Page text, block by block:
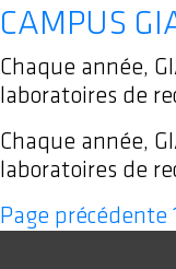
CAMPUS
Chaque année,
laboratoires de
Chaque année,
laboratoires de
Posts
Page précédente